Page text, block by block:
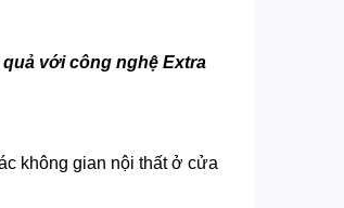
với công nghệ Extra
không gian nội thất ở cửa